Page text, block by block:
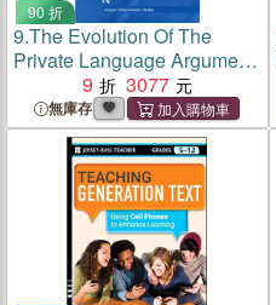
90 折
9.The Evolution Of The
Private Language Argument:
Epistemology
9 3077
無庫存